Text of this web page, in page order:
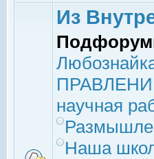
Из
научная
Наша